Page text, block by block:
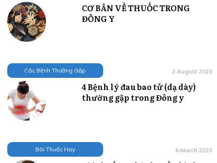
CƠ BẢN VỀ THUỐC TRONG
ĐÔNG Y
Các Bệnh Thường Gặp 2 August 2023
4 Bệnh lý đau bao tử (dạ dày)
thường gặp trong Đông y
Bài Thuốc Hay 6 March 2023